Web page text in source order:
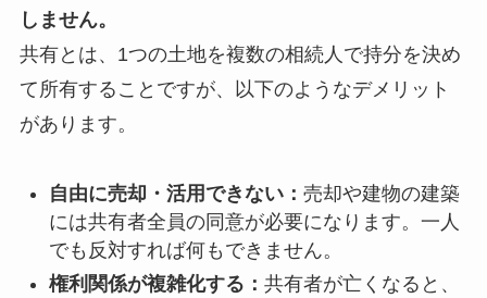
しません。
共有とは、1つの土地を複数の相続人で持分を決め
て所有することですが、以下のようなデメリット
があります。
自由に売却・活用できない： 売却や建物の建築
には共有者全員の同意が必要になります。一人
でも反対すれば何もできません。
権利関係が複雑化する： 共有者が亡くなると、